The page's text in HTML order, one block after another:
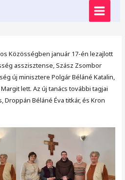
MAIN
Közösségben január 17-én lezajlott
asszisztense, Szász Zsombor
új minisztere Polgár Béláné Katalin,
lett. Az új tanács további tagjai
Droppán Béláné Éva titkár, és Kron